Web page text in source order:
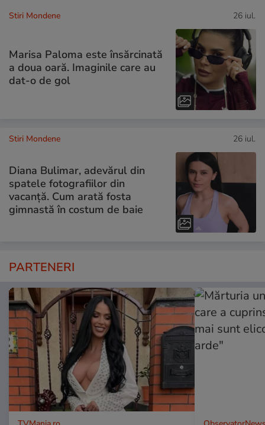
Stiri Mondene 26 iul.
Marisa Paloma este însărcinată
a doua oară. Imaginile care au
dat-o de gol
Stiri Mondene 26 iul.
Diana Bulimar, adevărul din
spatele fotografiilor din
vacanță. Cum arată fosta
gimnastă în costum de baie
PARTENERI